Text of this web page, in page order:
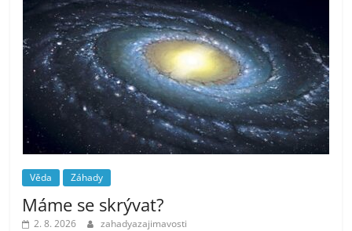
Věda Záhady
Máme se skrývat?
2. 8. 2026 zahadyazajimavosti